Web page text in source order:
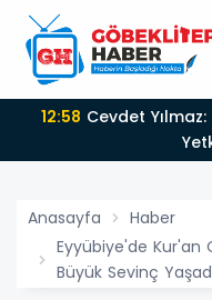
12:58
Anasayfa
Haber
Eyyübiye'de Kur'an
Büyük Sevinç